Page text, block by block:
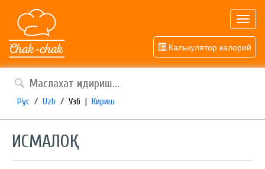
Калькулятор калорий
Рус / Uzb / Узб | Кириш
ИСМАЛОҚ